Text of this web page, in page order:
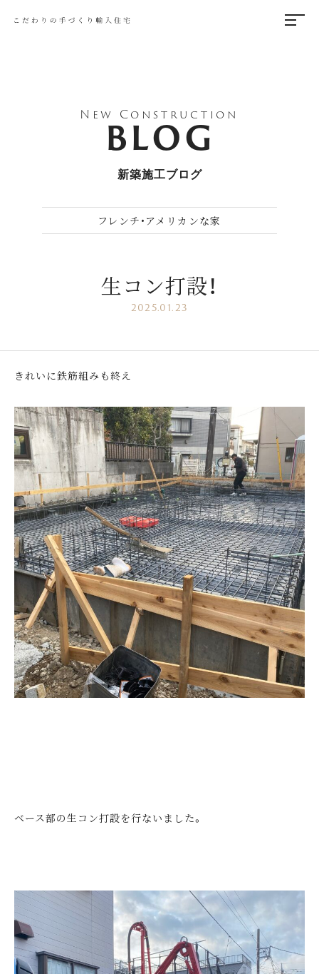
New Construction
BLOG
新築施工ブログ
フレンチ•アメリカンな家
生コン打設！
2025.01.23
きれいに鉄筋組みも終え
ベース部の生コン打設を行ないました。